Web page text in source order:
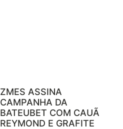
ZMES ASSINA
CAMPANHA DA
BATEUBET COM CAUÃ
REYMOND E GRAFITE